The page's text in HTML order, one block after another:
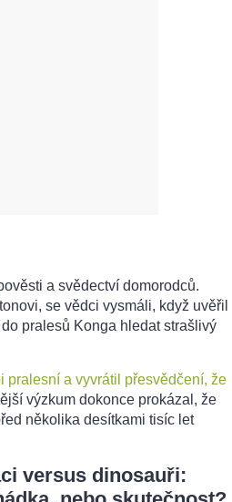
a svědectví domorodců.
se vědci vysmáli, když uvěřil
pralesů Konga hledat strašlivý
pralesní a vyvrátil přesvědčení, že
výzkum dokonce prokázal, že
několika desítkami tisíc let
versus dinosauři: